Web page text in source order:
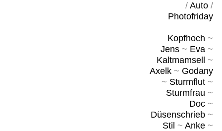
/ Auto/
Photofriday
Kopfhoch ~
Jens~ Eva~
Kaltmamsell
~
Axelk~ Godany
~ Sturmflut~
Sturmfrau ~
Doc~
Düsenschrieb~
Stil ~ Anke~